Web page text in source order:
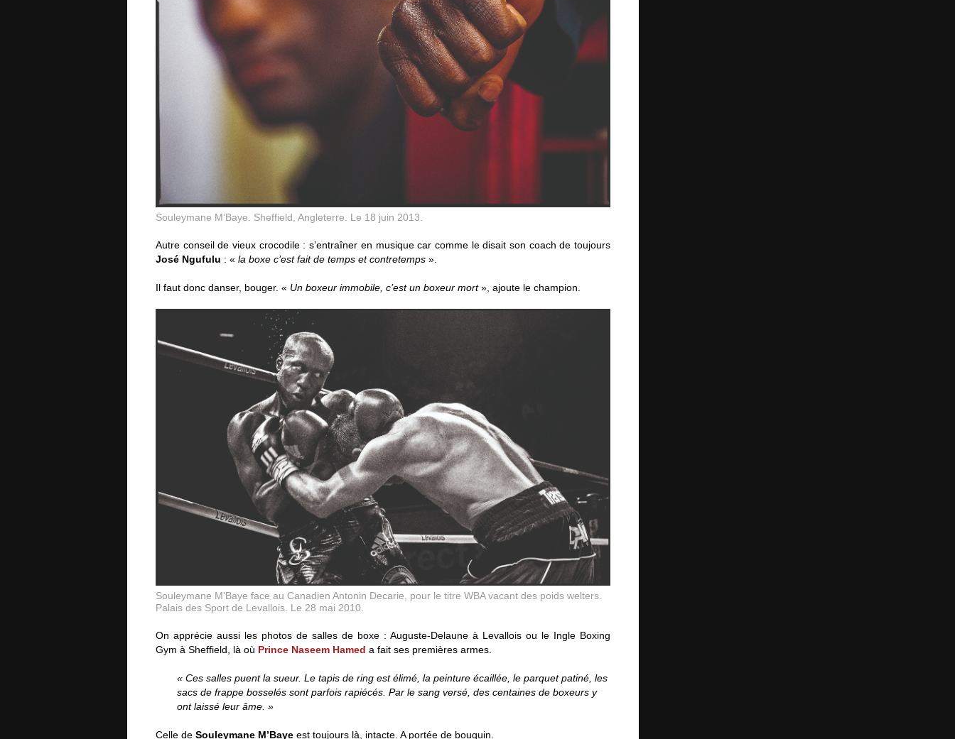
Souleymane M’Baye. Sheffield, Angleterre. Le 18 juin 2013.
Autre conseil de vieux crocodile : s’entraîner en musique car comme le disait son coach de toujours
José Ngufulu : « la boxe c’est fait de temps et contretemps ».
Il faut donc danser, bouger. « Un boxeur immobile, c’est un boxeur mort», ajoute le champion.
Souleymane M’Baye face au Canadien Antonin Decarie, pour le titre WBA vacant des poids welters.
Palais des Sport de Levallois. Le 28 mai 2010.
On apprécie aussi les photos de salles de boxe : Auguste-Delaune à Levallois ou le Ingle Boxing
Gym à Sheffield, là où Prince Naseem Hamed a fait ses premières armes.
« Ces salles puent la sueur. Le tapis de ring est élimé, la peinture écaillée, le parquet patiné, les
sacs de frappe bosselés sont parfois rapiécés. Par le sang versé, des centaines de boxeurs y
ont laissé leur âme. »
Celle de Souleymane M’Baye est toujours là, intacte. A portée de bouquin.